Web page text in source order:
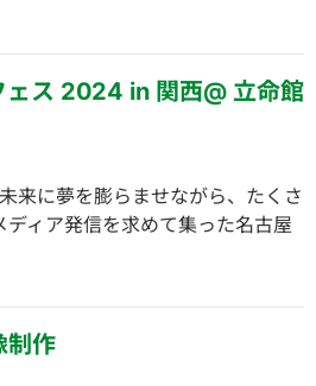
ェス 2024 in 関西@ 立命館
来に夢を膨らませながら、たくさ
ィア発信を求めて集った名古屋
制作